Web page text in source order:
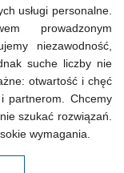
usługi personalne.
prowadzonym
niezawodność,
suche liczby nie
otwartość i chęć
partnerom. Chcemy
szukać rozwiązań.
wymagania.